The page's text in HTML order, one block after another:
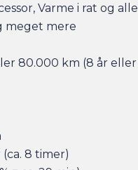
Varme i rat og
meget mere
80.000 km (8 år
(ca. 8 timer)